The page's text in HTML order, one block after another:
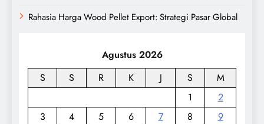
Rahasia Harga Wood Pellet Export: Strategi Pasar Global
Agustus 2026
S
S R K J S
M
1
2
3
4 5 6 7 8
9